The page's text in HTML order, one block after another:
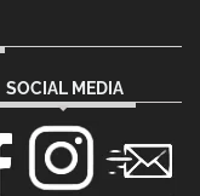
SOCIAL MEDIA